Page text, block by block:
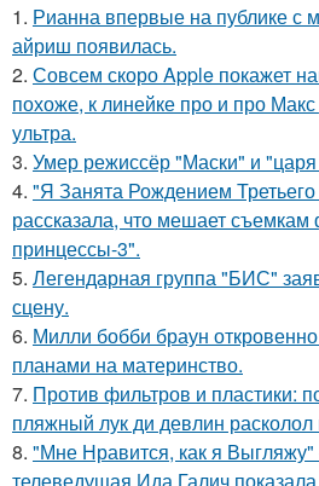
1. Рианна впервые на публике с
айриш появилась.
2. Совсем скоро Apple покажет
похоже, к линейке про и про
ультра.
3. Умер режиссёр "Маски" и
4. "Я Занята Рождением
рассказала, что мешает
принцессы-3".
5. Легендарная группа "БИС"
сцену.
6. Милли бобби браун
планами на материнство.
7. Против фильтров и пластики:
пляжный лук ди девлин расколол
8. "Мне Нравится, как я Выгляжу"